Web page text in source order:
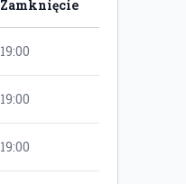
Zamknięcie
19:00
19:00
19:00